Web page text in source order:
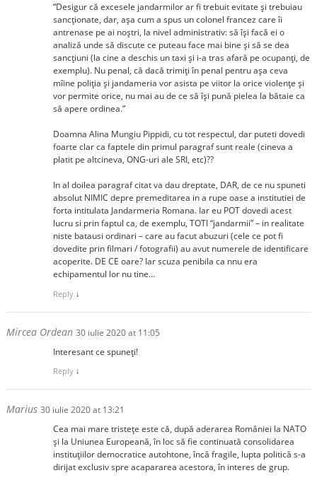
“Desigur că excesele jandarmilor ar fi trebuit evitate și trebuiau
sancționate, dar, așa cum a spus un colonel francez care îi
antrenase pe ai noștri, la nivel administrativ: să își facă ei o
analiză unde să discute ce puteau face mai bine și să se dea
sancțiuni (la cine a deschis un taxi și i-a tras afară pe ocupanți, de
exemplu). Nu penal, că dacă trimiți în penal pentru așa ceva
mîine poliția și jandameria vor asista pe viitor la orice violențe și
vor permite orice, nu mai au de ce să își pună pielea la bătaie ca
să apere ordinea.”
Doamna Alina Mungiu Pippidi, cu tot respectul, dar puteti dovedi
foarte clar ca faptele din primul paragraf sunt reale (cineva a
platit pe altcineva, ONG-uri ale SRI, etc)??
In al doilea paragraf citat va dau dreptate, DAR, de ce nu spuneti
absolut NIMIC depre premeditarea in a rupe oase a institutiei de
forta intitulata Jandarmeria Romana. Iar eu POT dovedi acest
lucru si prin faptul ca, de exemplu, TOTI “jandarmii” – in realitate
niste batausi ordinari – care au facut abuzuri (cele ce pot fi
dovedite prin filmari / fotografii) au avut numerele de identificare
acoperite. DE CE oare? Iar scuza penibila ca nnu era
echipamentul lor nu tine…
Reply ↓
Mircea Ordean 30 iulie 2020 at 11:05
Interesant ce spuneți!
Reply ↓
Marius 30 iulie 2020 at 13:21
Cea mai mare tristeţe este că, după aderarea României la NATO
şi la Uniunea Europeană, în loc să fie continuată consolidarea
instituţiilor democratice autohtone, încă fragile, lupta politică s-a
dirijat exclusiv spre acapararea acestora, în interes de grup.